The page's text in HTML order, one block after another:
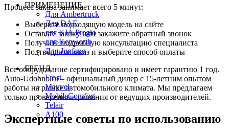
Процесс заказа занимает всего 5 минут:
Выберите подходящую модель на сайте
Оставьте заявку или закажите обратный звонок
Получите подробную консультацию специалиста
Подтвердите заказ и выберите способ оплаты
Все оборудование сертифицировано и имеет гарантию 1 год.
Auto-Udobno.ru – официальный дилер с 15-летним опытом
работы на рынке автомобильного климата. Мы предлагаем
только проверенные решения от ведущих производителей.
Экспертные советы по использованию
ПРИМЕНЕНИЕ
Для Ambertruck
Для DAF
для KIA Pregio
для Kenworth
Для Junfeng
БРЕНД
Frost
Meyvel
MobileComfort
Telair
А100